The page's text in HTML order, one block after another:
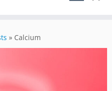
» Calcium